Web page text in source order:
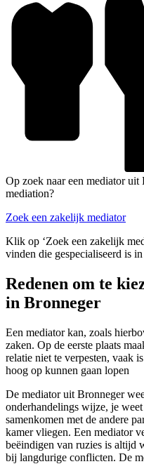
Op zoek naar een mediator
mediation?
Zoek een zakelijk mediator
Klik op ‘Zoek een zakelijk
vinden die gespecialiseerd is
Redenen om te
in Bronneger
Een mediator kan, zoals
zaken. Op de eerste plaats
relatie niet te verpesten, vaak
hoog op kunnen gaan lopen
De mediator uit Bronneger
onderhandelings wijze, je
samenkomen met de andere
kamer vliegen. Een mediator
beëindigen van ruzies is altijd
bij langdurige conflicten. De